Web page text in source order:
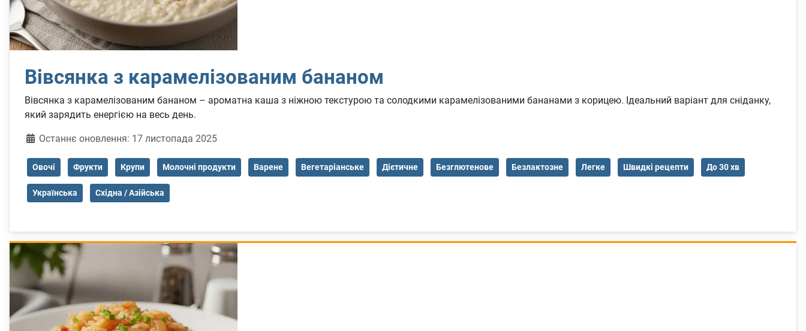
Вівсянка з карамелізованим бананом
Вівсянка з карамелізованим бананом – ароматна каша з ніжною текстурою та солодкими карамелізованими бананами з корицею. Ідеальний варіант для сніданку,
який зарядить енергією на весь день.
ДеталіОстаннє оновлення: 17 листопада 2025
Овочі Фрукти Крупи Молочні продукти Варене Вегетаріанське Дієтичне Безглютенове Безлактозне Легке Швидкі рецепти До 30 хв
Українська Східна / Азійська